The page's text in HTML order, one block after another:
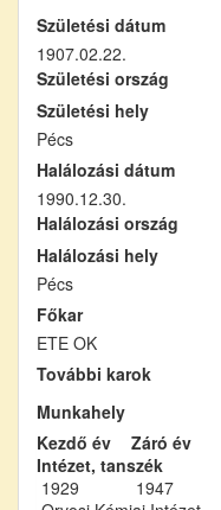
Születési dátum
1907.02.22.
Születési ország
Születési hely
Pécs
Halálozási dátum
1990.12.30.
Halálozási ország
Halálozási hely
Pécs
Főkar
ETE OK
További karok
Munkahely
Kezdő év
Záró év
Intézet, tanszék
1929
1947